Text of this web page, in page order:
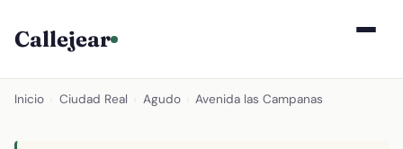
Callejear
Inicio Ciudad Real Agudo Avenida las Campanas